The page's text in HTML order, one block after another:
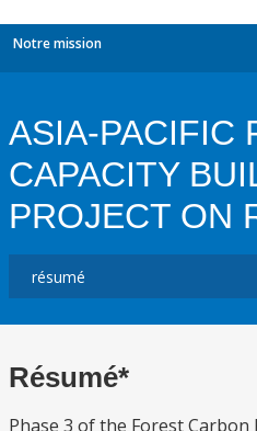
Notre mission
ASIA-PACIFIC
CAPACITY
PROJECT ON
Résumé*
Phase 3 of the Forest Carbon